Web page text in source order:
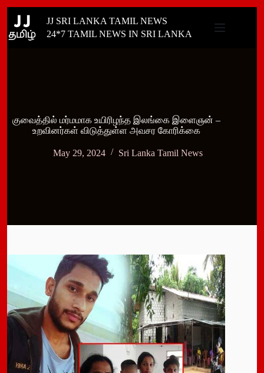
content
JJ SRI LANKA TAMIL NEWS
24*7 TAMIL NEWS IN SRI LANKA
குவைத்தில் மர்மமாக உயிரிழந்த இலங்கை இளைஞன் –
உறவினர்கள் விடுத்துள்ள அவசர கோரிக்கை
May 29, 2024 Sri Lanka Tamil News